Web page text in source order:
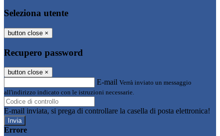
Seleziona utente
button close ×
Recupero password
button close ×
E-mail Verrà inviato un messaggio
all'indirizzo indicato con le istruzioni necessarie.
E-mail inviata, si prega di controllare la casella di posta elettronica!
Errore